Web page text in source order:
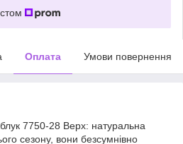
Оплата Умови повернення
7750-28 Верх: натуральна
сезону, вони безсумнівно